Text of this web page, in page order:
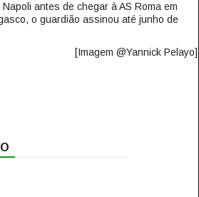
antes de chegar à AS Roma em
o guardião assinou até junho de
[Imagem @Yannick Pelayo]